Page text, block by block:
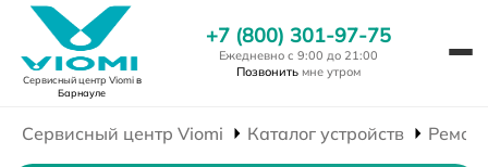
Сервисный центр Viomiв
Барнауле
+7 (800) 301-97-75
Ежедневно с 9:00 до 21:00
Позвонить мне утром
Сервисный центр Viomi Каталог устройств